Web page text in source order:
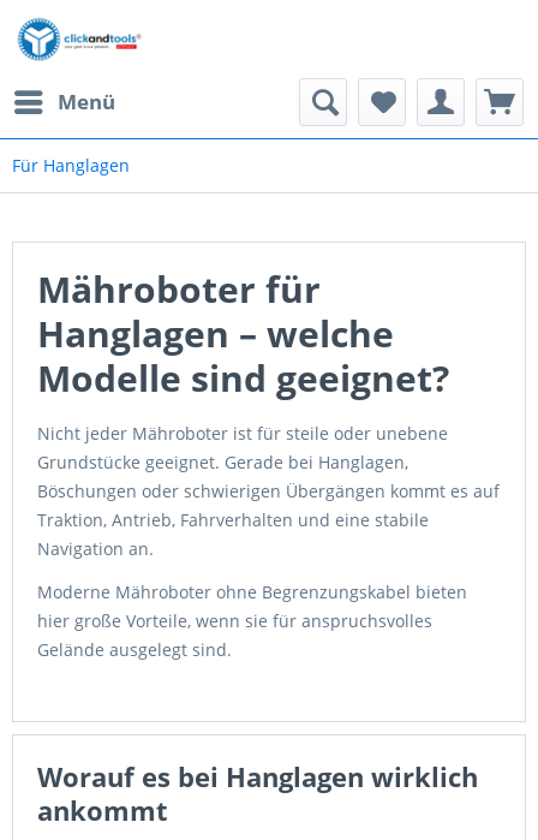
Menü
Für Hanglagen
Mähroboter für
Hanglagen – welche
Modelle sind geeignet?
Nicht jeder Mähroboter ist für steile oder unebene
Grundstücke geeignet. Gerade bei Hanglagen,
Böschungen oder schwierigen Übergängen kommt es auf
Traktion, Antrieb, Fahrverhalten und eine stabile
Navigation an.
Moderne Mähroboter ohne Begrenzungskabel bieten
hier große Vorteile, wenn sie für anspruchsvolles
Gelände ausgelegt sind.
Worauf es bei Hanglagen wirklich
ankommt